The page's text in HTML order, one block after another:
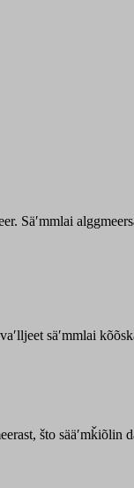
Säʹmmlai
säʹmmlai
ast, što sääʹmǩiõlin